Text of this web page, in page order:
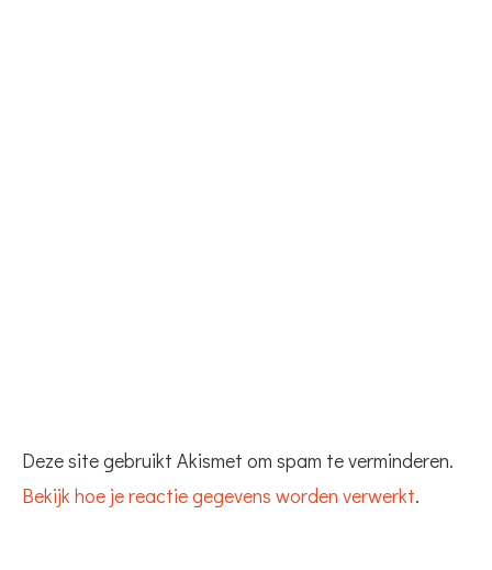
Deze site gebruikt Akismet om spam te verminderen.
Bekijk hoe je reactie gegevens worden verwerkt.